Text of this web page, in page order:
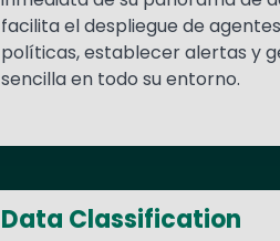
facilita el despliegue de
políticas, establecer alertas y
sencilla en todo su entorno.
Data Classification